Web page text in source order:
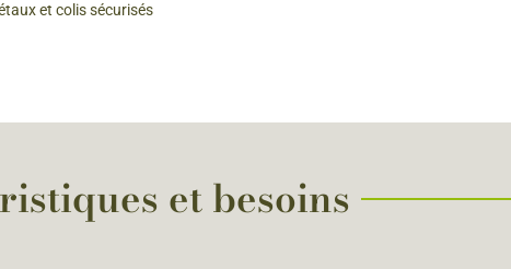
et colis sécurisés
et besoins